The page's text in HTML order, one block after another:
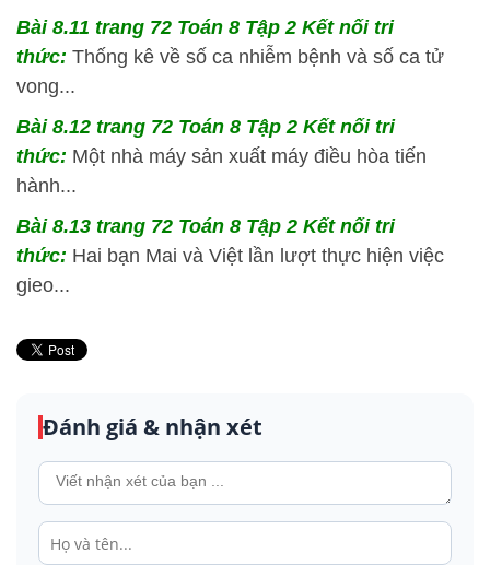
Bài 8.11 trang 72 Toán 8 Tập 2 Kết nối tri
thức: Thống kê về số ca nhiễm bệnh và số ca tử
vong...
Bài 8.12 trang 72 Toán 8 Tập 2 Kết nối tri
thức: Một nhà máy sản xuất máy điều hòa tiến
hành...
Bài 8.13 trang 72 Toán 8 Tập 2 Kết nối tri
thức: Hai bạn Mai và Việt lần lượt thực hiện việc
gieo...
Đánh giá & nhận xét